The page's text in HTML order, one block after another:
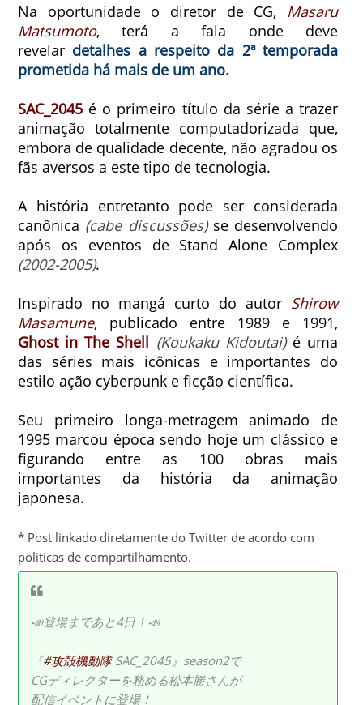
Na oportunidade o diretor de CG, Masaru
Matsumoto, terá a fala onde deve
revelar detalhes a respeito da 2ª temporada
prometida há mais de um ano.
SAC_2045 é o primeiro título da série a trazer
animação totalmente computadorizada que,
embora de qualidade decente, não agradou os
fãs aversos a este tipo de tecnologia.
A história entretanto pode ser considerada
canônica (cabe discussões)se desenvolvendo
após os eventos de Stand Alone Complex
(2002-2005).
Inspirado no mangá curto do autor Shirow
Masamune, publicado entre 1989 e 1991,
Ghost in The Shell (Koukaku Kidoutai)é uma
das séries mais icônicas e importantes do
estilo ação cyberpunk e ficção científica.
Seu primeiro longa-metragem animado de
1995 marcou época sendo hoje um clássico e
figurando entre as 100 obras mais
importantes da história da animação
japonesa.
* Post linkado diretamente do Twitter de acordo com
políticas de compartilhamento.
📣登場まであと4日！📣
『#攻殻機動隊SAC_2045』season2で
CGディレクターを務める松本勝さんが
配信イベントに登場！